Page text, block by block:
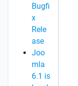
Bugfi
x
Rele
ase
Joo
mla
6.1 is